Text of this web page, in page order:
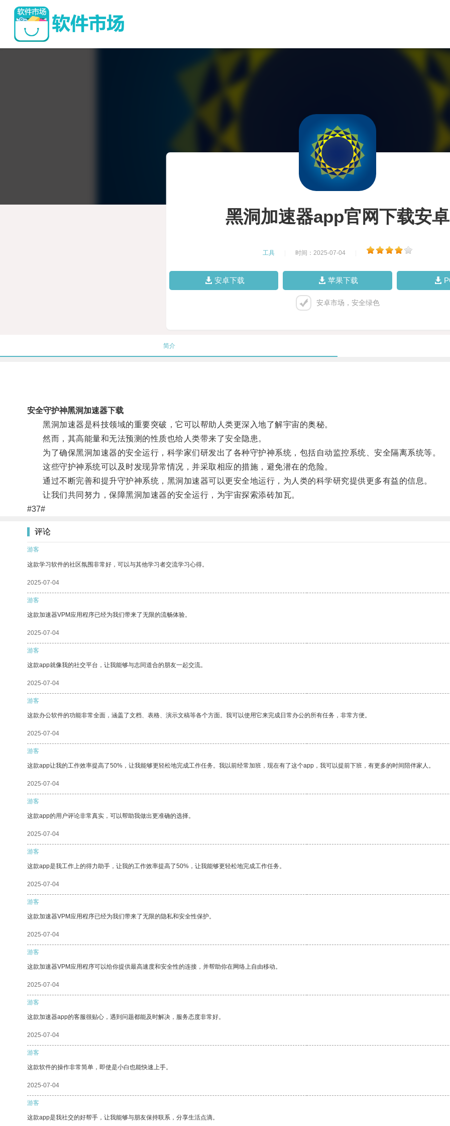
黑洞加速器app官网下载安卓
工具 时间：2025-07-04
安卓下载 苹果下载
安卓市场，安全绿色
简介
安全守护神黑洞加速器下载
黑洞加速器是科技领域的重要突破，它可以帮助人类更深入地了解宇宙的奥秘。
然而，其高能量和无法预测的性质也给人类带来了安全隐患。
为了确保黑洞加速器的安全运行，科学家们研发出了各种守护神系统，包括自动监控系统、安全隔离系统等。
这些守护神系统可以及时发现异常情况，并采取相应的措施，避免潜在的危险。
通过不断完善和提升守护神系统，黑洞加速器可以更安全地运行，为人类的科学研究提供更多有益的信息。
让我们共同努力，保障黑洞加速器的安全运行，为宇宙探索添砖加瓦。
#37#
评论
游客
这款学习软件的社区氛围非常好，可以与其他学习者交流学习心得。
2025-07-04
游客
这款加速器VPM应用程序已经为我们带来了无限的流畅体验。
2025-07-04
游客
这款app就像我的社交平台，让我能够与志同道合的朋友一起交流。
2025-07-04
游客
这款办公软件的功能非常全面，涵盖了文档、表格、演示文稿等各个方面。我可以使用它来完成日常办公的所有任务，非常方便。
2025-07-04
游客
这款app让我的工作效率提高了50%，让我能够更轻松地完成工作任务。我以前经常加班，现在有了这个app，我可以提前下班，有更多的时间陪伴家人。
2025-07-04
游客
这款app的用户评论非常真实，可以帮助我做出更准确的选择。
2025-07-04
游客
这款app是我工作上的得力助手，让我的工作效率提高了50%，让我能够更轻松地完成工作任务。
2025-07-04
游客
这款加速器VPM应用程序已经为我们带来了无限的隐私和安全性保护。
2025-07-04
游客
这款加速器VPM应用程序可以给你提供最高速度和安全性的连接，并帮助你在网络上自由移动。
2025-07-04
游客
这款加速器app的客服很贴心，遇到问题都能及时解决，服务态度非常好。
2025-07-04
游客
这款软件的操作非常简单，即使是小白也能快速上手。
2025-07-04
游客
这款app是我社交的好帮手，让我能够与朋友保持联系，分享生活点滴。